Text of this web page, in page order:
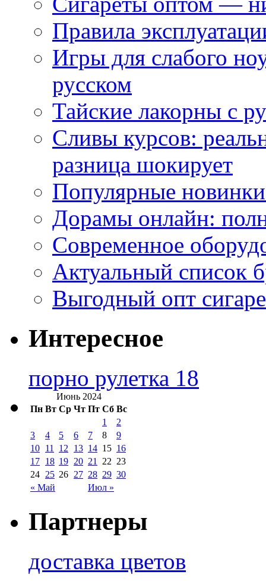
Правила
Игры для слабого
русском
Тайские лакорны с
Сливы курсов:
разница шокирует
Популярные
Дорамы онлайн:
Современное
Актуальный список
Выгодный опт
Интересное
порно рулетка 18
Июнь 2024
Пн Вт Ср Чт Пт Сб Вс
« Май Июл »
1
2
3
4 5 6 7 8
9
10 11 12 13 14 15 16
17 18 19 20 21 22 23
24 25 26 27 28 29 30
Партнеры
доставка цветов